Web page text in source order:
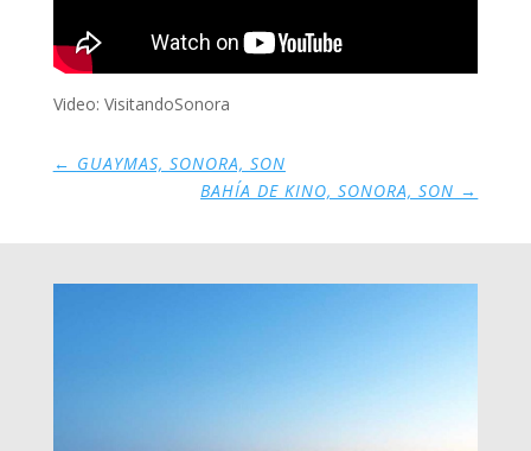
Video: VisitandoSonora
← GUAYMAS, SONORA, SON
BAHÍA DE KINO, SONORA, SON →